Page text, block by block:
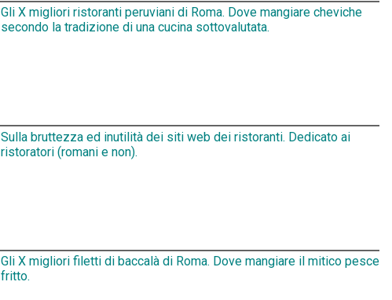
Gli X migliori ristoranti peruviani di Roma. Dove mangiare cheviche
secondo la tradizione di una cucina sottovalutata.
Sulla bruttezza ed inutilità dei siti web dei ristoranti. Dedicato ai
ristoratori (romani e non).
Gli X migliori filetti di baccalà di Roma. Dove mangiare il mitico pesce
fritto.